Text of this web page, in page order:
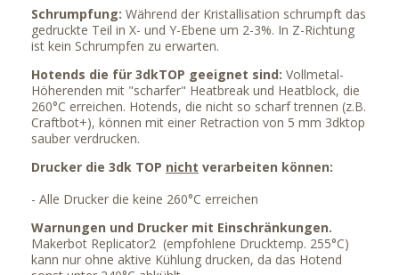
Schrumpfung: Während der Kristallisation schrumpft das
gedruckte Teil in X- und Y-Ebene um 2-3%. In Z-Richtung
ist kein Schrumpfen zu erwarten.
Hotends die für 3dkTOP geeignet sind: Vollmetal-
Höherenden mit "scharfer" Heatbreak und Heatblock, die
260°C erreichen. Hotends, die nicht so scharf trennen (z.B.
Craftbot+), können mit einer Retraction von 5 mm 3dktop
sauber verdrucken.
Drucker die 3dk TOP nicht verarbeiten können:
- Alle Drucker die keine 260°C erreichen
Warnungen und Drucker mit Einschränkungen.
Makerbot Replicator2 (empfohlene Drucktemp. 255°C)
kann nur ohne aktive Kühlung drucken, da das Hotend